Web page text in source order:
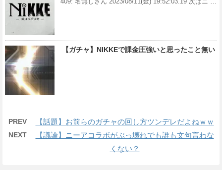
【ガチャ】NIKKEで課金圧強いと思ったこと無い
PREV 【話題】お前らのガチャの回し方ツンデレだよねｗｗ
NEXT
【議論】ニーアコラボがぶっ壊れでも誰も文句言わな
くない？